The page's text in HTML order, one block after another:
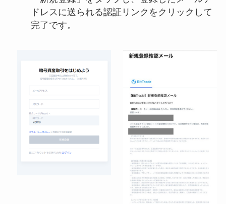
ドレスに送られる認証リンクをクリックして
完了です。